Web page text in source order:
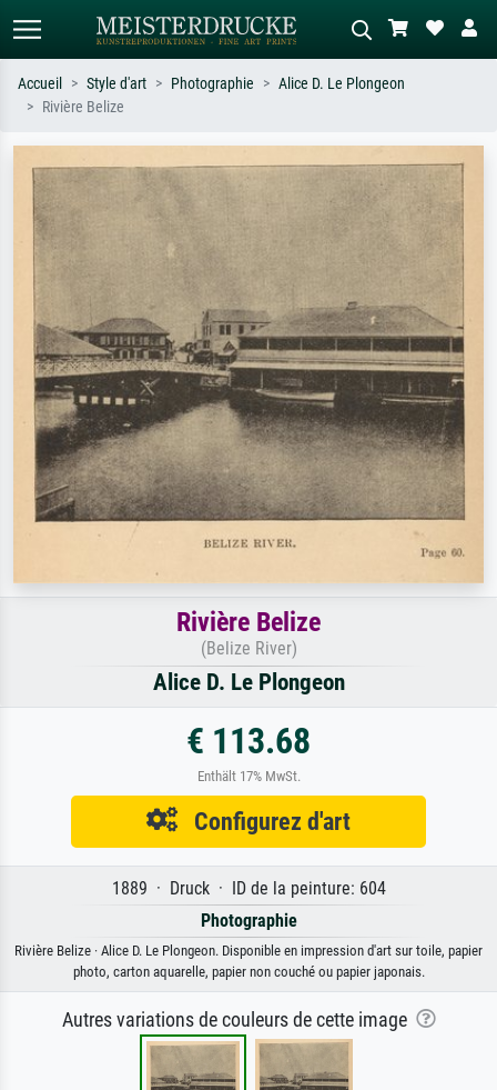
Recherchez par artiste, titre ou style –
ex. Monet, Nuit étoilée,
impressionnisme, vague de Hokusai,
Décrivez la scène – ex. prairie verte,
abstrait avec beaucoup de rouge,
tableau sombre, nu debout près d'un
Accueil Style d'art Photographie
Alice D. Le Plongeon
Rivière Belize
Rivière Belize
(Belize River)
Alice D. Le Plongeon
€ 113.68
Enthält 17% MwSt.
Configurez d'art
1889 · Druck · ID de la peinture: 604
Photographie
Rivière Belize · Alice D. Le Plongeon. Disponible en impression d'art sur toile, papier
photo, carton aquarelle, papier non couché ou papier japonais.
Autres variations de couleurs de cette image